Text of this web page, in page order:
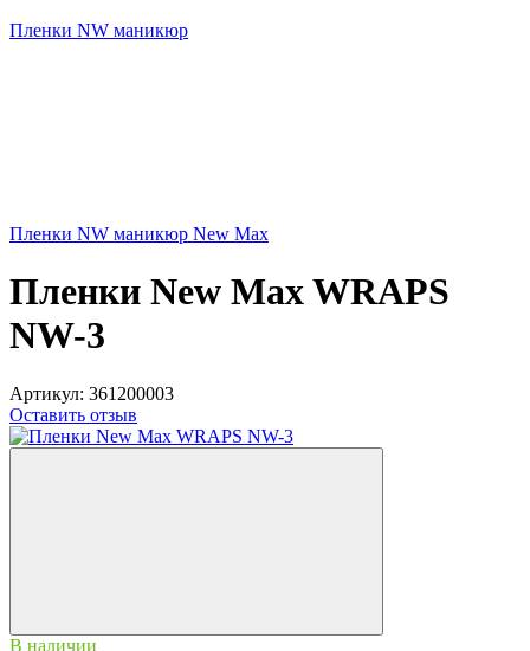
Пленки NW маникюр
Пленки NW маникюр New Max
Пленки New Max WRAPS
NW-3
Артикул: 361200003
Оставить отзыв
В наличии